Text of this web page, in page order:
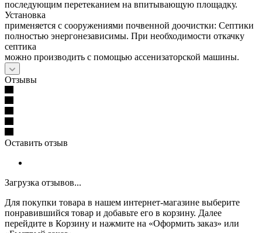
последующим перетеканием на впитывающую площадку.
Установка
применяется с сооружениями почвенной доочистки: Септики
полностью энергонезависимы. При необходимости откачку
септика
можно производить с помощью ассенизаторской машины.
Отзывы
Оставить отзыв
Загрузка отзывов...
Для покупки товара в нашем интернет-магазине выберите
понравившийся товар и добавьте его в корзину. Далее
перейдите в Корзину и нажмите на «Оформить заказ» или